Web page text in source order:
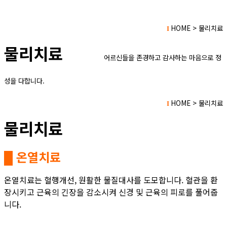
I HOME > 물리치료
물리치료 어르신들을 존경하고 감사하는 마음으로 정
성을 다합니다.
I HOME > 물리치료
물리치료
█ 온열치료
온열치료는 혈행개선, 원활한 물질대사를 도모합니다. 혈관을 환
장시키고 근육의 긴장을 감소시켜 신경 및 근육의 피로를 풀어줍
니다.